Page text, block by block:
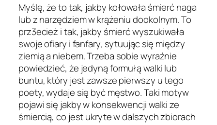
Myślę, że to tak, jakby kołowała śmierć naga
lub z narzędziem w krążeniu dookolnym. To
prz3ecież i tak, jakby śmierć wyszukiwała
swoje ofiary i fanfary, sytuując się między
ziemią a niebem. Trzeba sobie wyraźnie
powiedzieć, że jedyną formułą walki lub
buntu, który jest zawsze pierwszy u tego
poety, wydaje się być męstwo. Taki motyw
pojawi się jakby w konsekwencji walki ze
śmiercią, co jest ukryte w dalszych zbiorach